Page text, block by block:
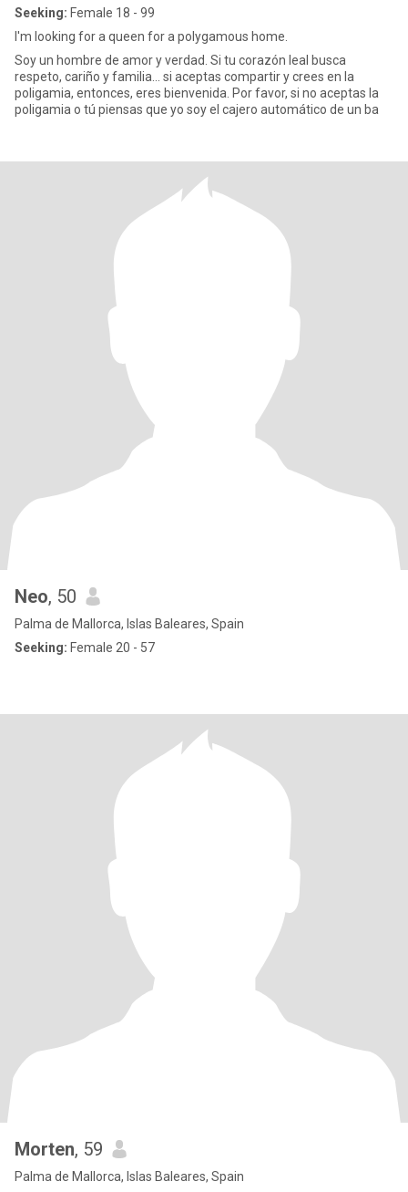
Seeking: Female 18 - 99
I'm looking for a queen for a polygamous home.
Soy un hombre de amor y verdad. Si tu corazón leal busca
respeto, cariño y familia... si aceptas compartir y crees en la
poligamia, entonces, eres bienvenida. Por favor, si no aceptas la
poligamia o tú piensas que yo soy el cajero automático de un ba
Neo, 50
Palma de Mallorca, Islas Baleares, Spain
Seeking: Female 20 - 57
Morten, 59
Palma de Mallorca, Islas Baleares, Spain